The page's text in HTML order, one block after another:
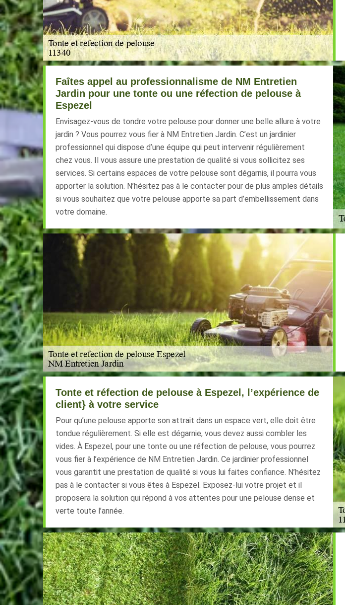
Faîtes appel au professionnalisme de NM Entretien
Jardin pour une tonte ou une réfection de pelouse à
Espezel
Envisagez-vous de tondre votre pelouse pour donner une belle allure à votre
jardin ? Vous pourrez vous fier à NM Entretien Jardin. C’est un jardinier
professionnel qui dispose d’une équipe qui peut intervenir régulièrement
chez vous. Il vous assure une prestation de qualité si vous sollicitez ses
services. Si certains espaces de votre pelouse sont dégarnis, il pourra vous
apporter la solution. N’hésitez pas à le contacter pour de plus amples détails
si vous souhaitez que votre pelouse apporte sa part d’embellissement dans
votre domaine.
Tonte et réfection de pelouse à Espezel, l’expérience de
client} à votre service
Pour qu’une pelouse apporte son attrait dans un espace vert, elle doit être
tondue régulièrement. Si elle est dégarnie, vous devez aussi combler les
vides. À Espezel, pour une tonte ou une réfection de pelouse, vous pourrez
vous fier à l’expérience de NM Entretien Jardin. Ce jardinier professionnel
vous garantit une prestation de qualité si vous lui faites confiance. N’hésitez
pas à le contacter si vous êtes à Espezel. Exposez-lui votre projet et il
proposera la solution qui répond à vos attentes pour une pelouse dense et
verte toute l’année.